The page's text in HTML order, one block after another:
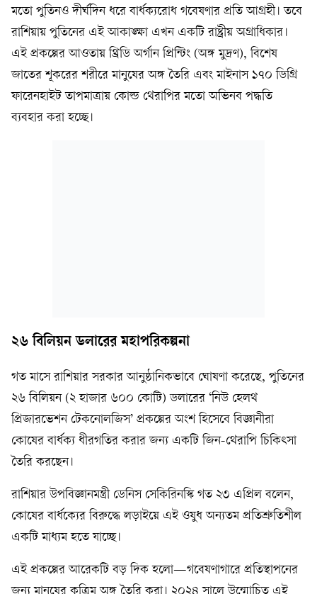
মতো পুতিনও দীর্ঘদিন ধরে বার্ধক্যরোধ গবেষণার প্রতি আগ্রহী। তবে
রাশিয়ায় পুতিনের এই আকাঙ্ক্ষা এখন একটি রাষ্ট্রীয় অগ্রাধিকার।
এই প্রকল্পের আওতায় থ্রিডি অর্গান প্রিন্টিং (অঙ্গ মুদ্রণ), বিশেষ
জাতের শূকরের শরীরে মানুষের অঙ্গ তৈরি এবং মাইনাস ১৭০ ডিগ্রি
ফারেনহাইট তাপমাত্রায় কোল্ড থেরাপির মতো অভিনব পদ্ধতি
ব্যবহার করা হচ্ছে।
২৬ বিলিয়ন ডলারের মহাপরিকল্পনা
গত মাসে রাশিয়ার সরকার আনুষ্ঠানিকভাবে ঘোষণা করেছে, পুতিনের
২৬ বিলিয়ন (২ হাজার ৬০০ কোটি) ডলারের ‘নিউ হেলথ
প্রিজারভেশন টেকনোলজিস’ প্রকল্পের অংশ হিসেবে বিজ্ঞানীরা
কোষের বার্ধক্য ধীরগতির করার জন্য একটি জিন-থেরাপি চিকিৎসা
তৈরি করছেন।
রাশিয়ার উপবিজ্ঞানমন্ত্রী ডেনিস সেকিরিনস্কি গত ২৩ এপ্রিল বলেন,
কোষের বার্ধক্যের বিরুদ্ধে লড়াইয়ে এই ওষুধ অন্যতম প্রতিশ্রুতিশীল
একটি মাধ্যম হতে যাচ্ছে।
এই প্রকল্পের আরেকটি বড় দিক হলো—গবেষণাগারে প্রতিস্থাপনের